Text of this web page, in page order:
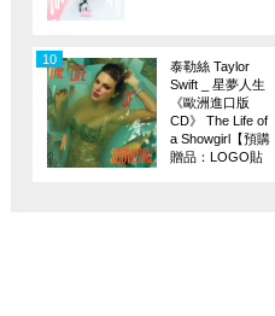
泰勒絲 Taylor
Swift _ 星夢人生
《歐洲進口版
CD》 The Life of
a Showgirl【預購
贈品：LOGO貼
10